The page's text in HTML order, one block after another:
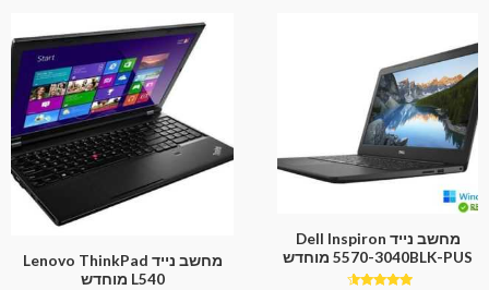
מחשב נייד Dell Inspiron
5570-3040BLK-PUS מוחדש
מחשב נייד Lenovo ThinkPad
L540 מוחדש